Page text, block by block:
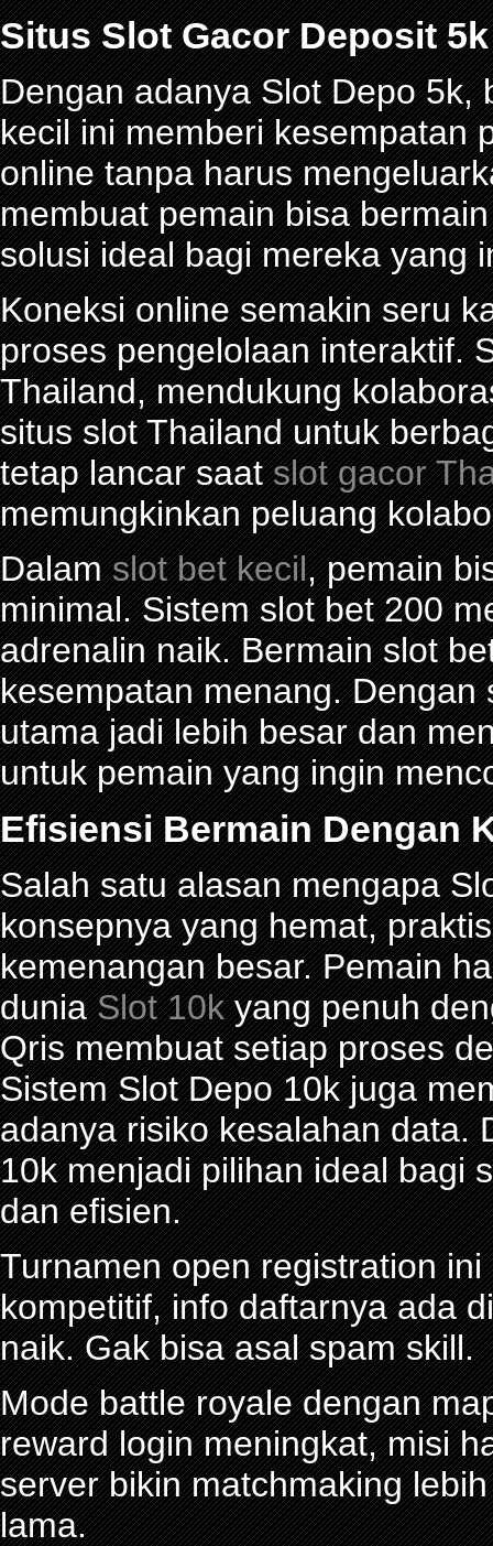
Situs Slot Gacor Deposit
Dengan adanya Slot Depo 5k,
kecil ini memberi kesempatan
online tanpa harus
membuat pemain bisa
solusi ideal bagi mereka yang
Koneksi online semakin seru
proses pengelolaan interaktif.
Thailand, mendukung
situs slot Thailand untuk
tetap lancar saatslot gacor
memungkinkan peluang
Dalamslot bet kecil, pemain
minimal. Sistem slot bet 200
adrenalin naik. Bermain slot
kesempatan menang.
utama jadi lebih besar dan
untuk pemain yang ingin
Efisiensi Bermain Dengan
Salah satu alasan mengapa
konsepnya yang hemat,
kemenangan besar. Pemain
duniaSlot 10kyang penuh
Qris membuat setiap proses
Sistem Slot Depo 10k juga
adanya risiko kesalahan data.
10k menjadi pilihan ideal bagi
dan efisien.
Turnamen open registration
kompetitif, info daftarnya ada
naik. Gak bisa asal spam skill.
Mode battle royale dengan
reward login meningkat, misi
server bikin matchmaking
lama.